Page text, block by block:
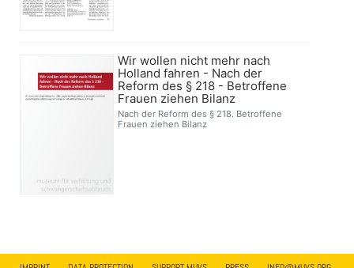
Wir wollen nicht mehr nach
Holland fahren - Nach der
Reform des § 218 - Betroffene
Frauen ziehen Bilanz
Nach der Reform des § 218. Betroffene
Frauen ziehen Bilanz